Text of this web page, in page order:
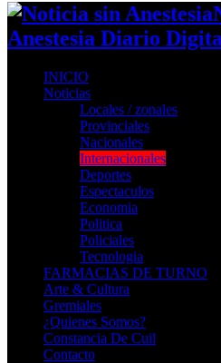
Anestesia Diario
INICIO
Noticias
Locales / zonales
Provinciales
Nacionales
Internacionales
Deportes
Espectaculos
Economia
Politica
Policiales
Tecnologia
FARMACIAS DE TURNO
Arte & Cultura
Gremiales
¿Quienes Somos?
Constancia De Cuil
Contacto